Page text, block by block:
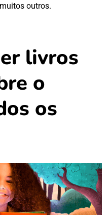
outros.
livros
o
os